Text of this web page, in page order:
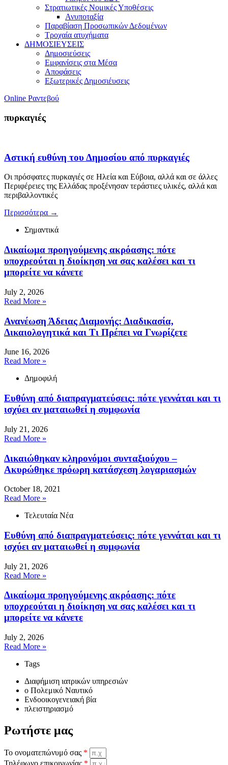
Στρατιωτικές Νομικές Υποθέσεις
Ανυποταξία
Παραβίαση Προσωπικών Δεδομένων
Τροχαία ατυχήματα
ΔΗΜΟΣΙΕΥΣΕΙΣ
Δημοσιεύσεις
Εμφανίσεις στα Μέσα
Αποφάσεις
Εξωτερικές Δημοσιέυσεις
Online Ραντεβού
πυρκαγιές
Αστική ευθύνη του Δημοσίου από πυρκαγιές
Οι πρόσφατες πυρκαγιές σε Ηλεία και Εύβοια, αλλά και σε άλλες
Περιφέρειες της Ελλάδας προξένησαν τεράστιες υλικές, αλλά και
περιβαλλοντικές
Περισσότερα →
Σημαντικά
Δικαίωμα προηγούμενης ακρόασης: πότε
υποχρεούται η διοίκηση να σας καλέσει και τι
μπορείτε να κάνετε
July 2, 2026
Read More »
Ανανέωση Άδειας Διαμονής: Διαδικασία,
Δικαιολογητικά και Τι Πρέπει να Γνωρίζετε
June 16, 2026
Read More »
Δημοφιλή
Ευθύνη από διαπραγματεύσεις: πότε γεννάται και τι
ισχύει αν ματαιωθεί η συμφωνία
July 21, 2026
Read More »
Δικαιώθηκαν κληρονόμοι συνταξιούχου –
Ακυρώθηκε πρόωρη κατάσχεση λογαριασμών
October 18, 2021
Read More »
Τελευταία Νέα
Ευθύνη από διαπραγματεύσεις: πότε γεννάται και τι
ισχύει αν ματαιωθεί η συμφωνία
July 21, 2026
Read More »
Δικαίωμα προηγούμενης ακρόασης: πότε
υποχρεούται η διοίκηση να σας καλέσει και τι
μπορείτε να κάνετε
July 2, 2026
Read More »
Tags
Διαφήμιση ιατρικών υπηρεσιών
o Πολεμικό Ναυτικό
Ενδοοικογενειακή βία
πλειστηριασμό
Ρωτήστε μας
Το ονοματεπώνυμό σας *
Τηλέφωνο επικοινωνίας *